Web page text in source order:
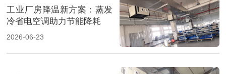
工业厂房降温新方案：蒸发
冷省电空调助力节能降耗
2026-06-23